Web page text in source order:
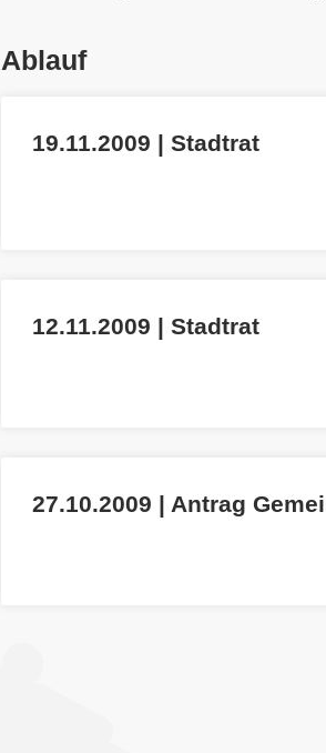
Ablauf
19.11.2009 | Stadtrat
12.11.2009 | Stadtrat
27.10.2009 | Antrag